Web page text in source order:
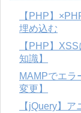
【PHP】
埋め込む
【PHP】
知識】
MAMPでエラ
変更】
【jQuery】